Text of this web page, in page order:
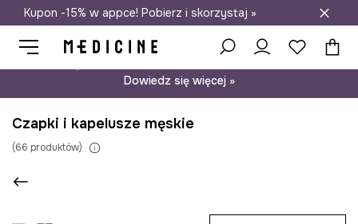
Darmowa dostawa do salonów
Kupon -15% w appce! Pobierz i skorzystaj »
Dowiedz się więcej »
Czapki i kapelusze męskie
(66 produktów)